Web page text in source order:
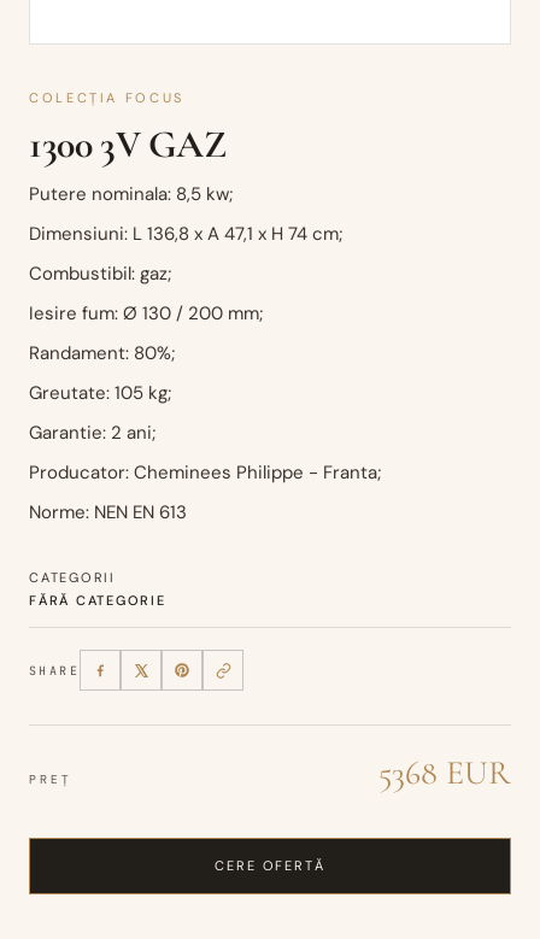
COLECȚIA FOCUS
1300 3V GAZ
Putere nominala: 8,5 kw;
Dimensiuni: L 136,8 x A 47,1 x H 74 cm;
Combustibil: gaz;
Iesire fum: Ø 130 / 200 mm;
Randament: 80%;
Greutate: 105 kg;
Garantie: 2 ani;
Producator: Cheminees Philippe - Franta;
Norme: NEN EN 613
CATEGORII
FĂRĂ CATEGORIE
SHARE
PREȚ 5368 EUR
CERE OFERTĂ